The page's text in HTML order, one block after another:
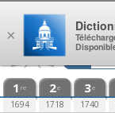
Aller au contenu
1 re
1694
2e
1718
3e
1740
×